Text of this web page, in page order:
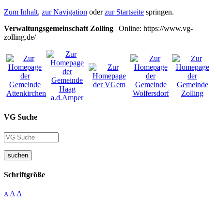
Zum Inhalt, zur Navigation oderzur Startseite springen.
Verwaltungsgemeinschaft Zolling | Online: https://www.vg-
zolling.de/
VG Suche
suchen
Schriftgröße
A A A